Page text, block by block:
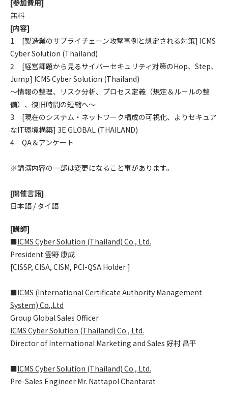
[参加費用]
無料
[内容]
1. [製造業のサプライチェーン攻撃事例と想定される対策] ICMS
Cyber Solution (Thailand)
2. [経営課題から見るサイバーセキュリティ対策のHop、Step、
Jump] ICMS Cyber Solution (Thailand)
～情報の整理、リスク分析、プロセス定義（規定＆ルールの整
備）、復旧時間の短縮へ～
3. [現在のシステム・ネットワーク構成の可視化、よりセキュア
なIT環境構築] 3E GLOBAL (THAILAND)
4. QA＆アンケート
※講演内容の一部は変更になること事があります。
[開催言語]
日本語 / タイ語
[講師]
■ICMS Cyber Solution (Thailand) Co., Ltd.
President 雲野 康成
[CISSP, CISA, CISM, PCI-QSA Holder ]
■ICMS (International Certificate Authority Management
System) Co.,Ltd
Group Global Sales Officer
ICMS Cyber Solution (Thailand) Co., Ltd.
Director of International Marketing and Sales 好村 昌平
■ICMS Cyber Solution (Thailand) Co., Ltd.
Pre-Sales Engineer Mr. Nattapol Chantarat